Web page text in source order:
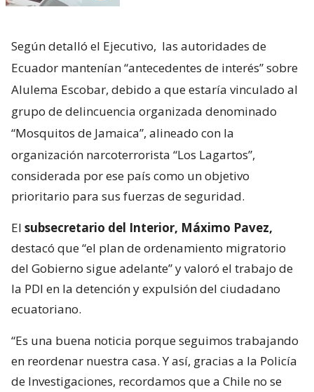
Según detalló el Ejecutivo, las autoridades de
Ecuador mantenían “antecedentes de interés” sobre
Alulema Escobar, debido a que estaría vinculado al
grupo de delincuencia organizada denominado
“Mosquitos de Jamaica”, alineado con la
organización narcoterrorista “Los Lagartos”,
considerada por ese país como un objetivo
prioritario para sus fuerzas de seguridad.
El subsecretario del Interior, Máximo Pavez,
destacó que “el plan de ordenamiento migratorio
del Gobierno sigue adelante” y valoró el trabajo de
la PDI en la detención y expulsión del ciudadano
ecuatoriano.
“Es una buena noticia porque seguimos trabajando
en reordenar nuestra casa. Y así, gracias a la Policía
de Investigaciones, recordamos que a Chile no se